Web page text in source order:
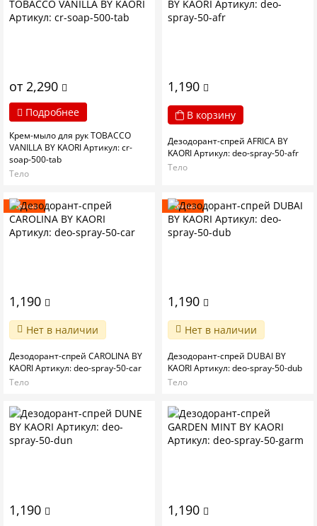
от 2,290
Подробнее
Крем-мыло для рук TOBACCO
VANILLA BY KAORI Артикул: cr-
soap-500-tab
Тело
1,190
В корзину
Дезодорант-спрей AFRICA BY
KAORI Артикул: deo-spray-50-afr
Тело
Новинка
1,190
Нет в наличии
Дезодорант-спрей CAROLINA BY
KAORI Артикул: deo-spray-50-car
Тело
Новинка
1,190
Нет в наличии
Дезодорант-спрей DUBAI BY
KAORI Артикул: deo-spray-50-dub
Тело
1,190 1,190